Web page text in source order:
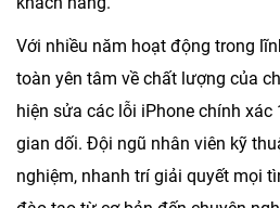
Với nhiều năm hoạt động trong
toàn yên tâm về chất lượng của
hiện sửa các lỗi iPhone chính xác
gian dối. Đội ngũ nhân viên kỹ
nghiệm, nhanh trí giải quyết mọi